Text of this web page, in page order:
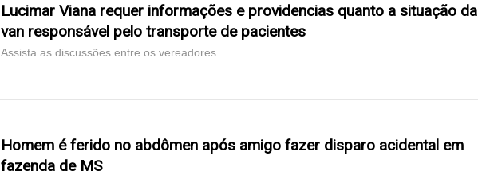
Lucimar Viana requer informações e providencias quanto a situação da
van responsável pelo transporte de pacientes
Assista as discussões entre os vereadores
Homem é ferido no abdômen após amigo fazer disparo acidental em
fazenda de MS